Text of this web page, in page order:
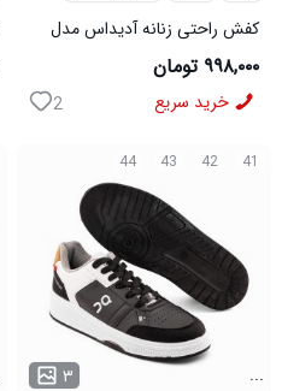
کفش راحتی زنانه آدیداس مدل
سامبا مشکی
۹۹۸,۰۰۰ تومان
خرید سریع 2
41
42
43
44
۳ ...